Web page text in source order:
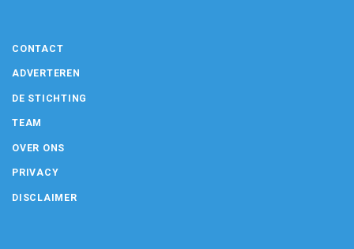
CONTACT
ADVERTEREN
DE STICHTING
TEAM
OVER ONS
PRIVACY
DISCLAIMER